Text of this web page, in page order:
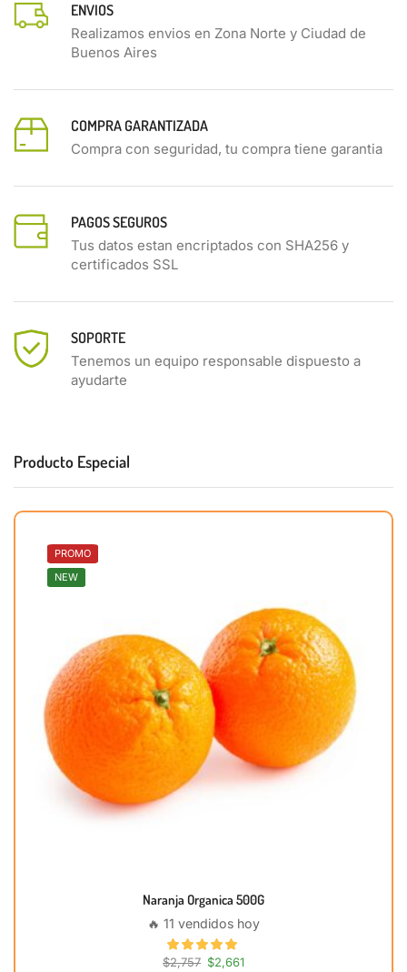
ENVIOS
Realizamos envios en Zona Norte y Ciudad de
Buenos Aires
COMPRA GARANTIZADA
Compra con seguridad, tu compra tiene garantia
PAGOS SEGUROS
Tus datos estan encriptados con SHA256 y
certificados SSL
SOPORTE
Tenemos un equipo responsable dispuesto a
ayudarte
Producto Especial
PROMO
NEW
Naranja Organica 500G
🔥 11 vendidos hoy
$2,757 $2,661